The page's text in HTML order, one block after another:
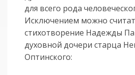
для всего рода
Исключением можно
стихотворение Надежды
духовной дочери старца
Оптинского: